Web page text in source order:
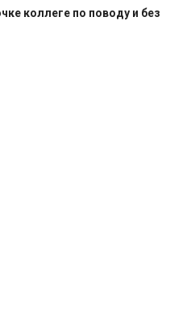
коллеге по поводу и без